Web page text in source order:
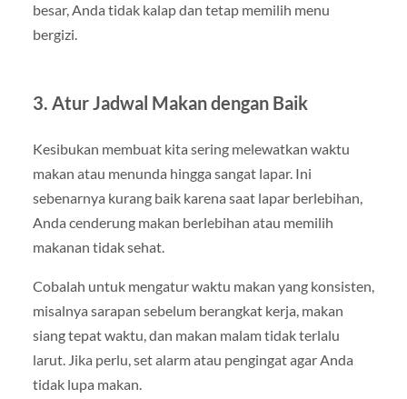
besar, Anda tidak kalap dan tetap memilih menu
bergizi.
3. Atur Jadwal Makan dengan Baik
Kesibukan membuat kita sering melewatkan waktu
makan atau menunda hingga sangat lapar. Ini
sebenarnya kurang baik karena saat lapar berlebihan,
Anda cenderung makan berlebihan atau memilih
makanan tidak sehat.
Cobalah untuk mengatur waktu makan yang konsisten,
misalnya sarapan sebelum berangkat kerja, makan
siang tepat waktu, dan makan malam tidak terlalu
larut. Jika perlu, set alarm atau pengingat agar Anda
tidak lupa makan.